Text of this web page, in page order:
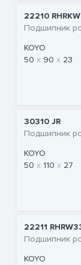
22210
Подшипник
KOYO
50
90 23
30310 JR
Подшипник
KOYO
50
110 27
22211
Подшипник
KOYO